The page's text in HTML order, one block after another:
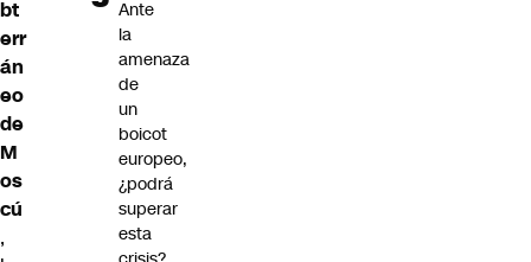
bt
err
án
eo
de
M
os
cú
,
Ante
la
amenaza
de
un
boicot
europeo,
¿podrá
superar
esta